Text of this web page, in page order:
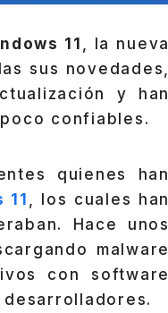
11 , la nueva
sus novedades,
y han
confiables.
quienes han
, los cuales han
Hace unos
malware
con software